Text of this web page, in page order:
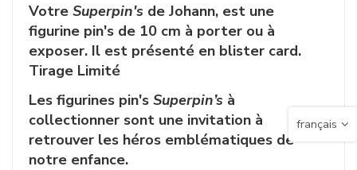
Votre Superpin's de Johann, est une
figurine pin's de 10 cm à porter ou à
exposer. Il est présenté en blister card.
Tirage Limité
Les figurines pin's Superpin’s à
collectionner sont une invitation à
retrouver les héros emblématiques de
notre enfance.
français